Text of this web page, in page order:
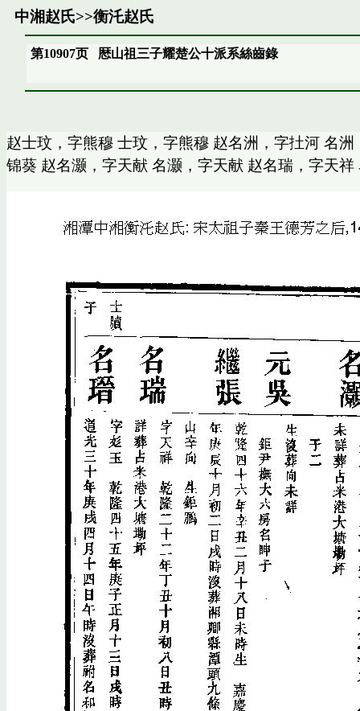
中湘赵氏>>衡汑赵氏
第10907页厯山祖三子耀楚公十派系絲齒錄
赵士玟，字熊穆 士玟，字熊穆 赵名洲，字扗河 名
锦葵 赵名灏，字天献 名灏，字天献 赵名瑞，字天